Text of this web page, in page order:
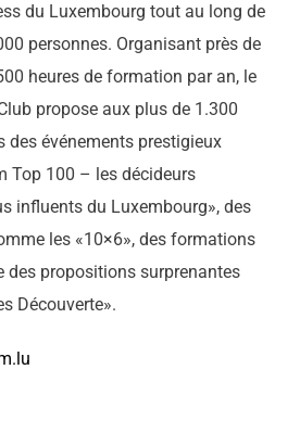
du Luxembourg tout au long de
personnes. Organisant près de
heures de formation par an, le
propose aux plus de 1.300
des événements prestigieux
Top 100 – les décideurs
influents du Luxembourg», des
les «10×6», des formations
des propositions surprenantes
Découverte».